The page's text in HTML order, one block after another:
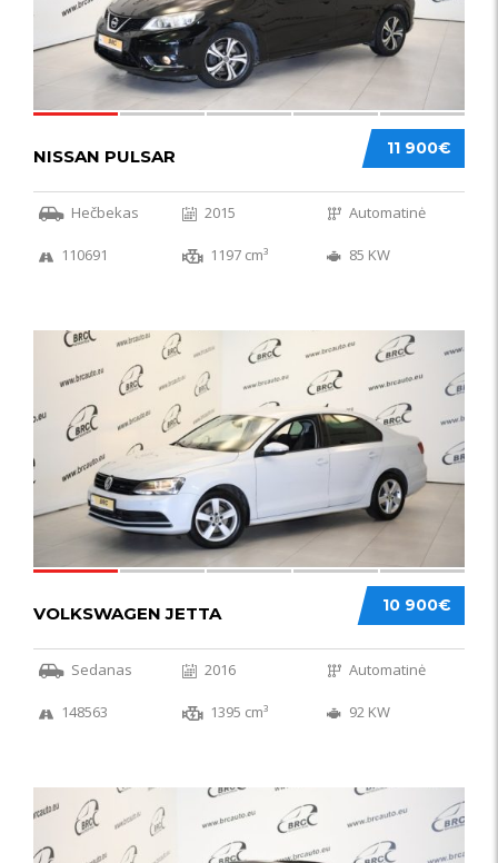
11 900€
NISSAN PULSAR
Hečbekas 2015 Automatinė
110691 1197 cm³ 85 KW
49
10 900€
VOLKSWAGEN JETTA
Sedanas 2016 Automatinė
148563 1395 cm³ 92 KW
59